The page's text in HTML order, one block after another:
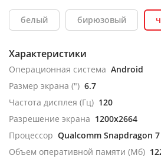
белый бирюзовый
Характеристики
Операционная система Android
Размер экрана (") 6.7
Частота дисплея (Гц) 120
Разрешение экрана 1200x2664
Процессор Qualcomm Snapdragon 7
Объем оперативной памяти (Мб)